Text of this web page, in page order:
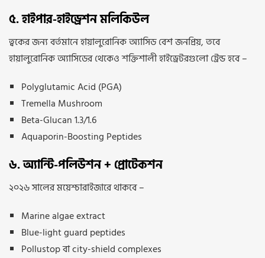
৫. হাইপার-হাইড্রেশন মলিকিউল
ত্বকের জন্য বর্তমানে হায়ালুরোনিক অ্যাসিড বেশ জনপ্রিয়, তবে
হায়ালুরোনিক অ্যাসিডের থেকেও শক্তিশালী হাইড্রেটরগুলো ট্রেন্ড হবে –
Polyglutamic Acid (PGA)
Tremella Mushroom
Beta-Glucan 1.3/1.6
Aquaporin-Boosting Peptides
৬. অ্যান্টি-পলিউশন + প্রোটেকশন
২০২৬ সালের ময়েশ্চারাইজারে থাকবে –
Marine algae extract
Blue-light guard peptides
Pollustop বা city-shield complexes